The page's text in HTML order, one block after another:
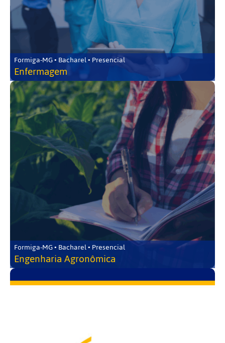
Formiga-MG • Bacharel • Presencial
Enfermagem
Formiga-MG • Bacharel • Presencial
Engenharia Agronômica